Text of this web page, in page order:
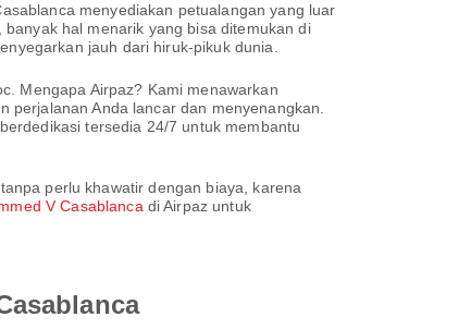
menyediakan petualangan yang luar
hal menarik yang bisa ditemukan di
jauh dari hiruk-pikuk dunia.
Mengapa Airpaz? Kami menawarkan
Anda lancar dan menyenangkan.
tersedia 24/7 untuk membantu
perlu khawatir dengan biaya, karena
V Casablanca di Airpaz untuk